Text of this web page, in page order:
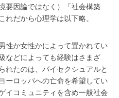
要因論ではなく）「社会構築
れだから心理学は以下略。
性か女性かによって置かれてい
などによっても経験はさまざ
れたのは、バイセクシュアルと
ーロッパへの亡命を希望してい
イコミュニティを含め一般社会